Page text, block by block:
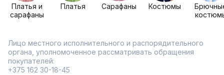
Платья и
сарафаны
Платья Сарафаны Костюмы
Лицо местного исполнительного и распорядительного
органа, уполномоченное рассматривать обращения
покупателей:
+375 162 30-18-45